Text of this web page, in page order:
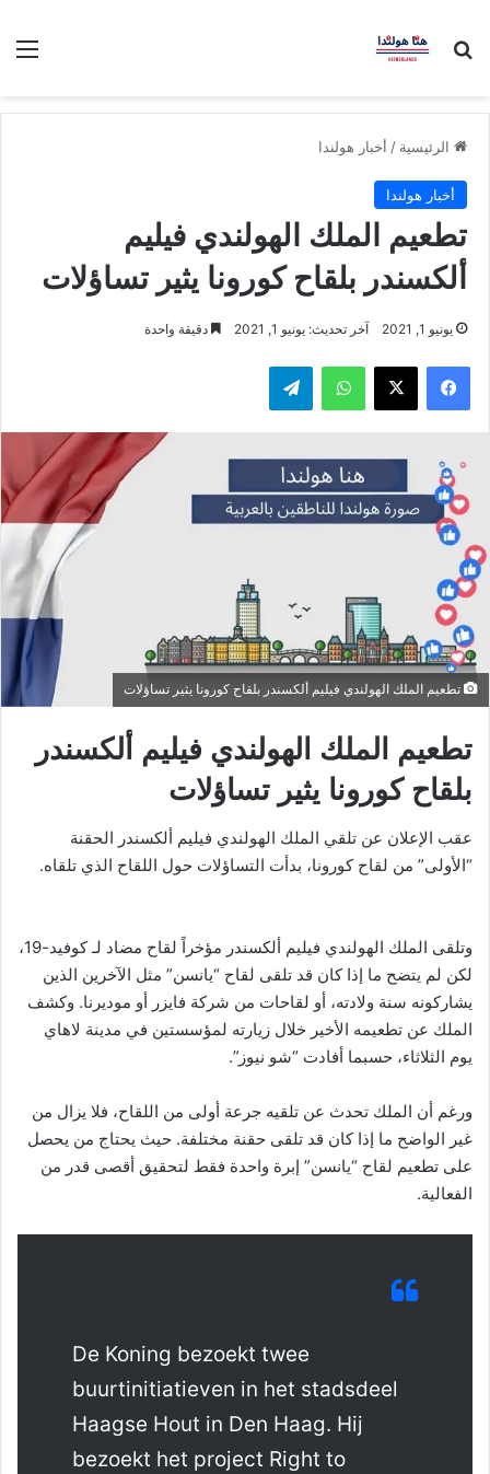
بحث عن
الرئيسية / أخبار هولندا
أخبار هولندا
تطعيم الملك الهولندي فيليم
ألكسندر بلقاح كورونا يثير تساؤلات
يونيو 1, 2021 آخر تحديث: يونيو 1, 2021 دقيقة واحدة
فيسبوك ‫X واتساب تيلقرام
تطعيم الملك الهولندي فيليم ألكسندر بلقاح كورونا يثير تساؤلات
تطعيم الملك الهولندي فيليم ألكسندر
بلقاح كورونا يثير تساؤلات
عقب الإعلان عن تلقي الملك الهولندي فيليم ألكسندر الحقنة
“الأولى” من لقاح كورونا، بدأت التساؤلات حول اللقاح الذي تلقاه.
وتلقى الملك الهولندي فيليم ألكسندر مؤخراً لقاح مضاد لـ كوفيد-19،
لكن لم يتضح ما إذا كان قد تلقى لقاح “يانسن” مثل الآخرين الذين
يشاركونه سنة ولادته، أو لقاحات من شركة فايزر أو موديرنا. وكشف
الملك عن تطعيمه الأخير خلال زيارته لمؤسستين في مدينة لاهاي
يوم الثلاثاء، حسبما أفادت “شو نيوز”.
ورغم أن الملك تحدث عن تلقيه جرعة أولى من اللقاح، فلا يزال من
غير الواضح ما إذا كان قد تلقى حقنة مختلفة. حيث يحتاج من يحصل
على تطعيم لقاح “يانسن” إبرة واحدة فقط لتحقيق أقصى قدر من
الفعالية.
De Koning bezoekt twee
buurtinitiatieven in het stadsdeel
Haagse Hout in Den Haag. Hij
bezoekt het project Right to